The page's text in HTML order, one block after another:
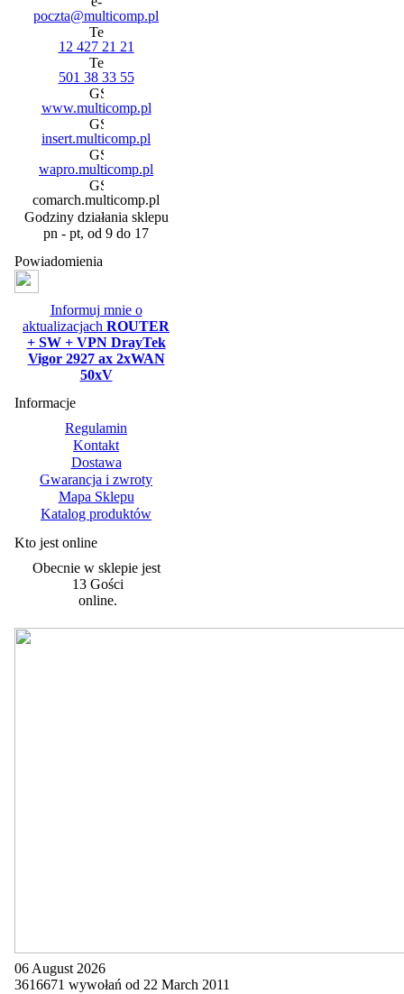
poczta@multicomp.pl
12 427 21 21
501 38 33 55
www.multicomp.pl
insert.multicomp.pl
wapro.multicomp.pl
comarch.multicomp.pl
Godziny działania sklepu
pn - pt, od 9 do 17
Powiadomienia
Informuj mnie o
aktualizacjach ROUTER
+ SW + VPN DrayTek
Vigor 2927 ax 2xWAN
50xV
Informacje
Regulamin
Kontakt
Dostawa
Gwarancja i zwroty
Mapa Sklepu
Katalog produktów
Kto jest online
Obecnie w sklepie jest
13 Gości
online.
06 August 2026
3616671 wywołań od 22 March 2011